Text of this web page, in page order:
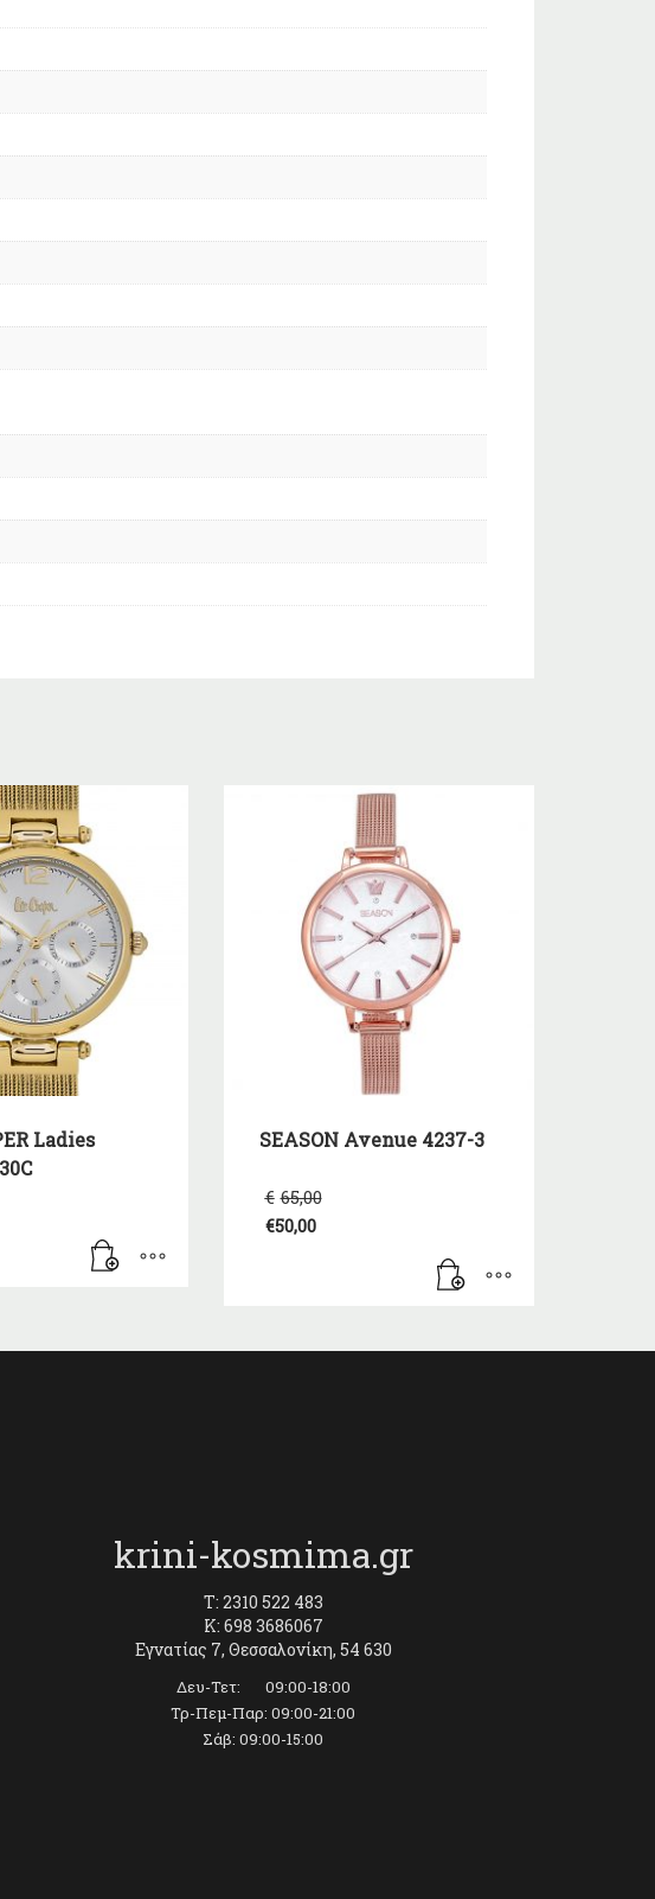
Ladies
SEASON Avenue 4237-3
€ 65,00
€50,00
krini-kosmima.gr
T: 2310 522 483
K: 698 3686067
Εγνατίας 7, Θεσσαλονίκη, 54 630
Δευ-Τετ: 09:00-18:00
Τρ-Πεμ-Παρ: 09:00-21:00
Σάβ: 09:00-15:00